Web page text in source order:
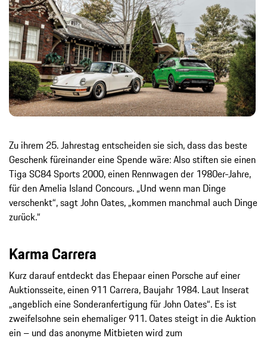
Zu ihrem 25. Jahrestag entscheiden sie sich, dass das beste
Geschenk füreinander eine Spende wäre: Also stiften sie einen
Tiga SC84 Sports 2000, einen Rennwagen der 1980er-Jahre,
für den Amelia Island Concours. „Und wenn man Dinge
verschenkt“, sagt John Oates, „kommen manchmal auch Dinge
zurück.“
Karma Carrera
Kurz darauf entdeckt das Ehepaar einen Porsche auf einer
Auktionsseite, einen 911 Carrera, Baujahr 1984. Laut Inserat
„angeblich eine Sonderanfertigung für John Oates“. Es ist
zweifelsohne sein ehemaliger 911. Oates steigt in die Auktion
ein – und das anonyme Mitbieten wird zum